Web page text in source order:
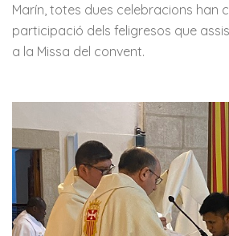
Marín, totes dues celebracions han
participació dels feligresos que
a la Missa del convent.